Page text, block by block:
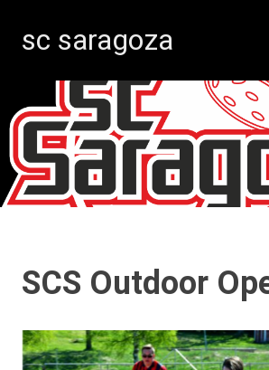
content
sc saragoza
Kristiinankaupungissa
vuodesta
1996
SCS Outdoor